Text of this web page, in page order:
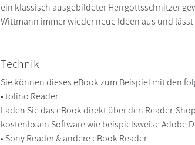
ein klassisch ausgebildeter Herrgottsschnitzer
Wittmann immer wieder neue Ideen aus und
Technik
Sie können dieses eBook zum Beispiel mit den
• tolino Reader
Laden Sie das eBook direkt über den Reader-
kostenlosen Software wie beispielsweise Adobe
• Sony Reader & andere eBook Reader